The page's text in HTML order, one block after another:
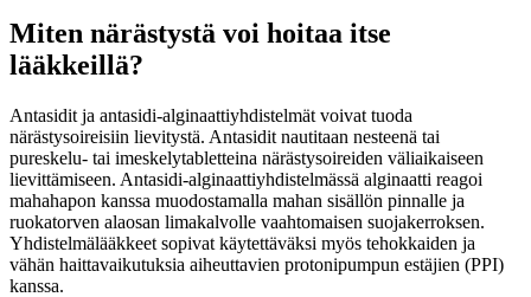
Miten närästystä voi hoitaa itse
lääkkeillä?
Antasidit ja antasidi-alginaattiyhdistelmät voivat tuoda
närästysoireisiin lievitystä. Antasidit nautitaan nesteenä tai
pureskelu- tai imeskelytabletteina närästysoireiden väliaikaiseen
lievittämiseen. Antasidi-alginaattiyhdistelmässä alginaatti reagoi
mahahapon kanssa muodostamalla mahan sisällön pinnalle ja
ruokatorven alaosan limakalvolle vaahtomaisen suojakerroksen.
Yhdistelmälääkkeet sopivat käytettäväksi myös tehokkaiden ja
vähän haittavaikutuksia aiheuttavien protonipumpun estäjien (PPI)
kanssa.